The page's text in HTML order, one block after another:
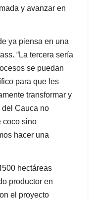
y avanzar en
ya piensa en una
“La tercera sería
se puedan
para que les
transformar y
del Cauca no
coco sino
hacer una
hectáreas
productor en
el proyecto